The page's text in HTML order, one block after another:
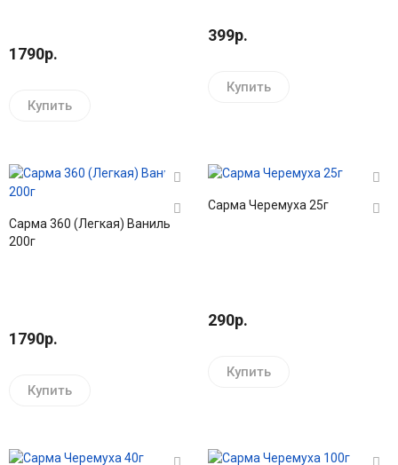
1790р.
Купить
399р.
Купить
Сарма 360 (Легкая) Ваниль
200г
1790р.
Купить
Сарма Черемуха 25г
290р.
Купить